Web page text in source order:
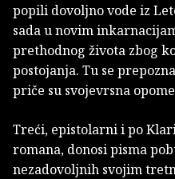
popili dovoljno vode iz
sada u novim
prethodnog života zbog
postojanja. Tu se
priče su svojevrsna
Treći, epistolarni i po
romana, donosi pisma
nezadovoljnih svojim